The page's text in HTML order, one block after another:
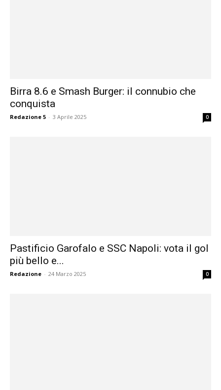
Birra 8.6 e Smash Burger: il connubio che
conquista
Redazione 5 - 3 Aprile 2025 0
Pastificio Garofalo e SSC Napoli: vota il gol
più bello e...
Redazione - 24 Marzo 2025 0